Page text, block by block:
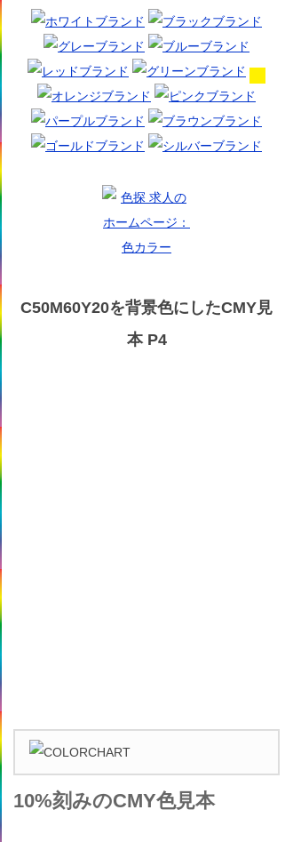
C50M60Y20を背景色にしたCMY見
本 P4
10%刻みのCMY色見本